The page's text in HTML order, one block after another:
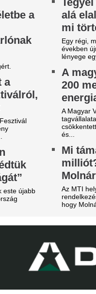
Egy másik
világbajnokot
leigazolni Rodrit
Hetek óta próbálkoznak a
aranylabdásának a
Videón, ahogy a
center megalázó
szereli a világ
Ontja a tehetségeket a
Megveszi az FC
világ egyik
Mit szólnak ehhez Madridban?
A 39 éves Lionel
láncát
Pintér Dániel is beköszönt,